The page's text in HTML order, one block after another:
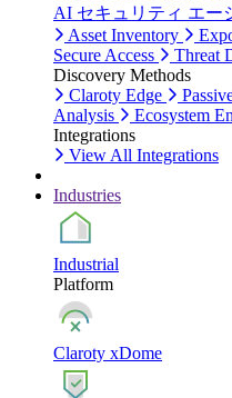
AI セキュリティ エー
Asset Inventory
Secure Access
Threat
Discovery Methods
Claroty Edge
Analysis
Ecosystem
Integrations
View All Integrations
Industries
Industrial
Platform
Claroty xDome